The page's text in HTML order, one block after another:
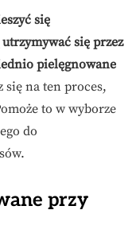
się
się przez
pielęgnowane
się na ten proces,
to w wyborze
do
przy